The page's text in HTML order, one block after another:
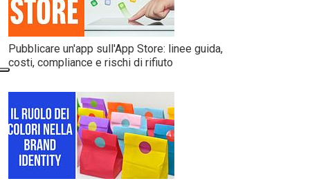
Pubblicare un'app sull'App Store: linee guida,
costi, compliance e rischi di rifiuto